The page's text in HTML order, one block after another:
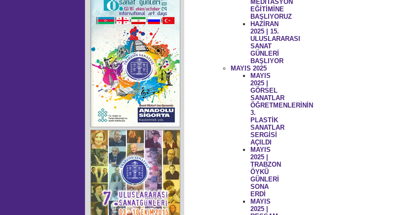
MEDİTASYON
EĞİTİMİNE
BAŞLIYORUZ
HAZİRAN
2025 | 15.
ULUSLARARASI
SANAT
GÜNLERİ
BAŞLIYOR
MAYIS 2025
MAYIS
2025 |
GÖRSEL
SANATLAR
ÖĞRETMENLERİNİN
3.
PLASTİK
SANATLAR
SERGİSİ
AÇILDI
MAYIS
2025 |
TRABZON
ÖYKÜ
GÜNLERİ
SONA
ERDİ
MAYIS
2025 |